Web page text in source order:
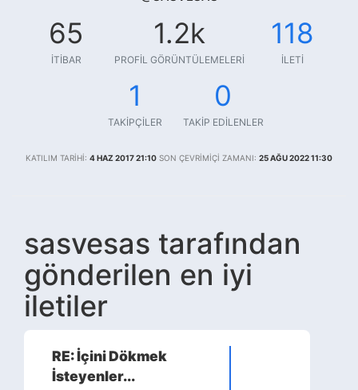
65
İTIBAR
1.2k
PROFIL GÖRÜNTÜLEMELERI
118
İLETI
1
TAKIPÇILER
0
TAKIP EDILENLER
KATILIM TARIHI: 4 HAZ 2017 21:10 SON ÇEVRIMIÇI ZAMANI: 25 AĞU 2022 11:30
sasvesas tarafından
gönderilen en iyi
iletiler
RE: İçini Dökmek
İsteyenler...